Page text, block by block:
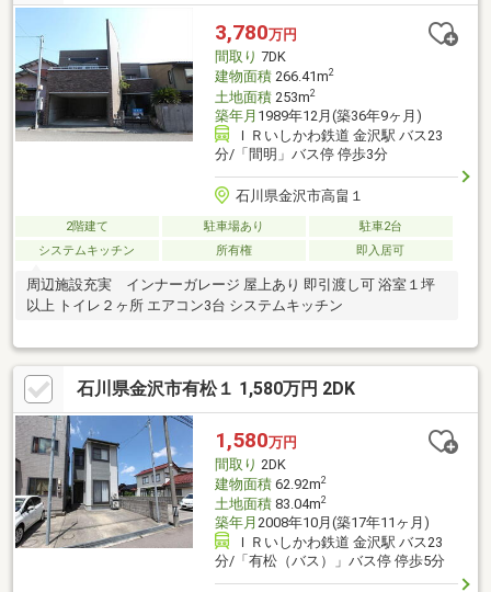
3,780万円
間取り 7DK
建物面積266.41m2
土地面積253m2
築年月 1989年12月(築36年9ヶ月)
ＩＲいしかわ鉄道 金沢駅 バス23
分/「間明」バス停 停歩3分
石川県金沢市高畠１
2階建て 駐車場あり
駐車2台
システムキッチン
所有権 即入居可
周辺施設充実 インナーガレージ 屋上あり 即引渡し可 浴室１坪
以上 トイレ２ヶ所 エアコン3台 システムキッチン
石川県金沢市有松１ 1,580万円 2DK
1,580万円
間取り 2DK
建物面積62.92m2
土地面積83.04m2
築年月 2008年10月(築17年11ヶ月)
ＩＲいしかわ鉄道 金沢駅 バス23
分/「有松（バス）」バス停 停歩5分